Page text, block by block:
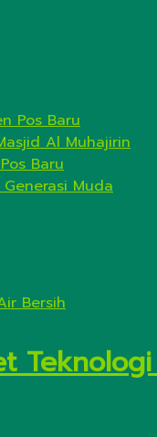
Pos Baru
Al Muhajirin
Baru
Muda